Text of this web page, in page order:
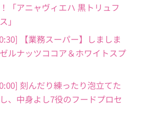
「アニャヴィエハ 黒トリュフ
」
【業務スーパー】しましま
ルナッツココア＆ホワイトスプ
刻んだり練ったり泡立てた
、中身よし7役のフードプロセ